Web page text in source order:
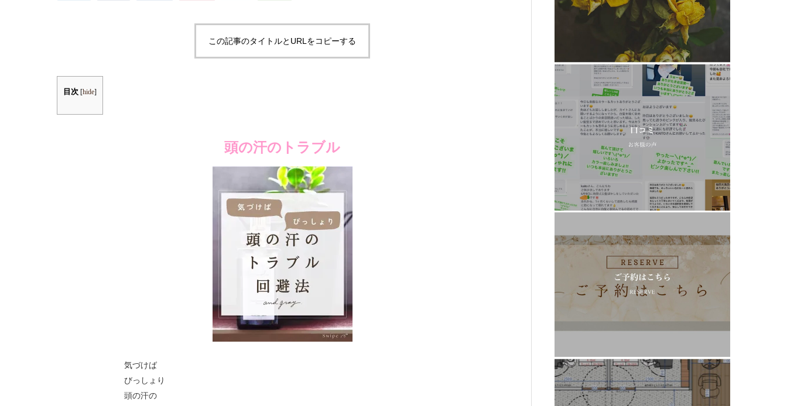
この記事のタイトルとURLをコピーする
目次 [hide]
頭の汗のトラブル
気づけば
びっしょり
頭の汗の